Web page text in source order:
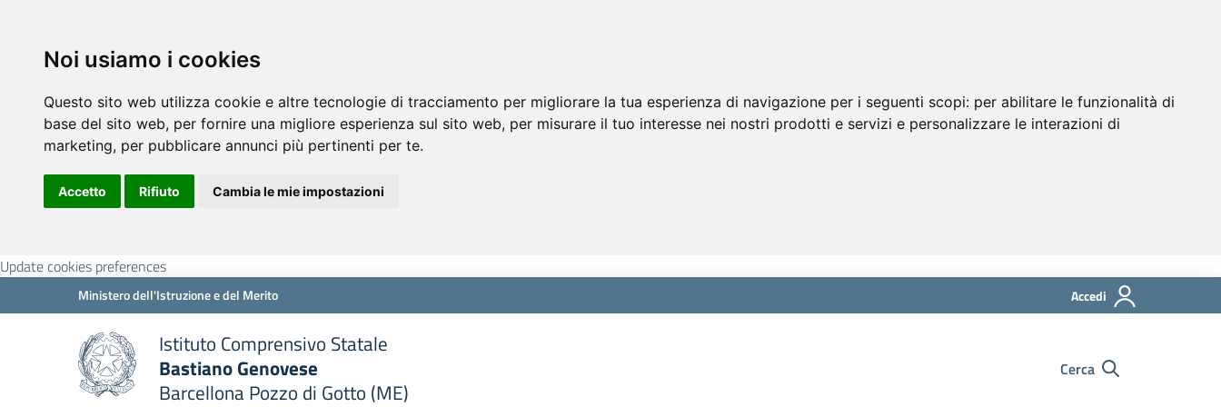
Noi usiamo i cookies
Questo sito web utilizza cookie e altre tecnologie di tracciamento per migliorare la tua esperienza di navigazione per i seguenti scopi: per abilitare le funzionalità di
base del sito web, per fornire una migliore esperienza sul sito web, per misurare il tuo interesse nei nostri prodotti e servizi e personalizzare le interazioni di
marketing, per pubblicare annunci più pertinenti per te.
Accetto Rifiuto Cambia le mie impostazioni
Update cookies preferences
Ministero dell'Istruzione e del Merito Accedi
Istituto Comprensivo Statale
Bastiano Genovese
Barcellona Pozzo di Gotto (ME)
Cerca